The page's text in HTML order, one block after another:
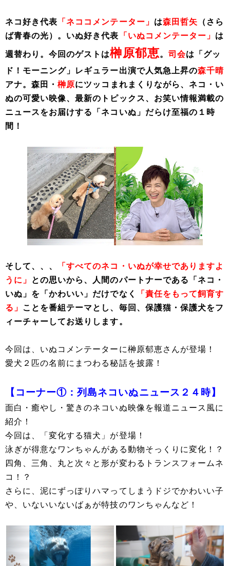
ネコ好き代表 「ネココメンテーター」 は森田哲矢 （さら
ば青春の光）。いぬ好き代表 「いぬコメンテーター」 は
週替わり。今回のゲストは榊原郁恵。 司会は「グッ
ド！モーニング」レギュラー出演で人気急上昇の森千晴
アナ。森田・榊原にツッコまれまくりながら、ネコ・い
ぬの可愛い映像、最新のトピックス、お笑い情報満載の
ニュースをお届けする「ネコいぬ」だらけ至福の１時
間！
そして、、、
「すべてのネコ・いぬが幸せでありますよ
うに」
との思いから、人間のパートナーである「ネコ・
いぬ」を「かわいい」だけでなく
「責任をもって飼育す
る」
ことを番組テーマとし、毎回、保護猫・保護犬をフ
ィーチャーしてお送りします。
今回は、いぬコメンテーターに榊原郁恵さんが登場！
愛犬２匹の名前にまつわる秘話を披露！
【コーナー①：列島ネコいぬニュース２４時】
面白・癒やし・驚きのネコいぬ映像を報道ニュース風に
紹介！
今回は、「変化する猫犬」が登場！
泳ぎが得意なワンちゃんがある動物そっくりに変化！？
四角、三角、丸と次々と形が変わるトランスフォームネ
コ！？
さらに、泥にずっぽりハマってしまうドジでかわいい子
や、いないいないばぁが特技のワンちゃんなど！